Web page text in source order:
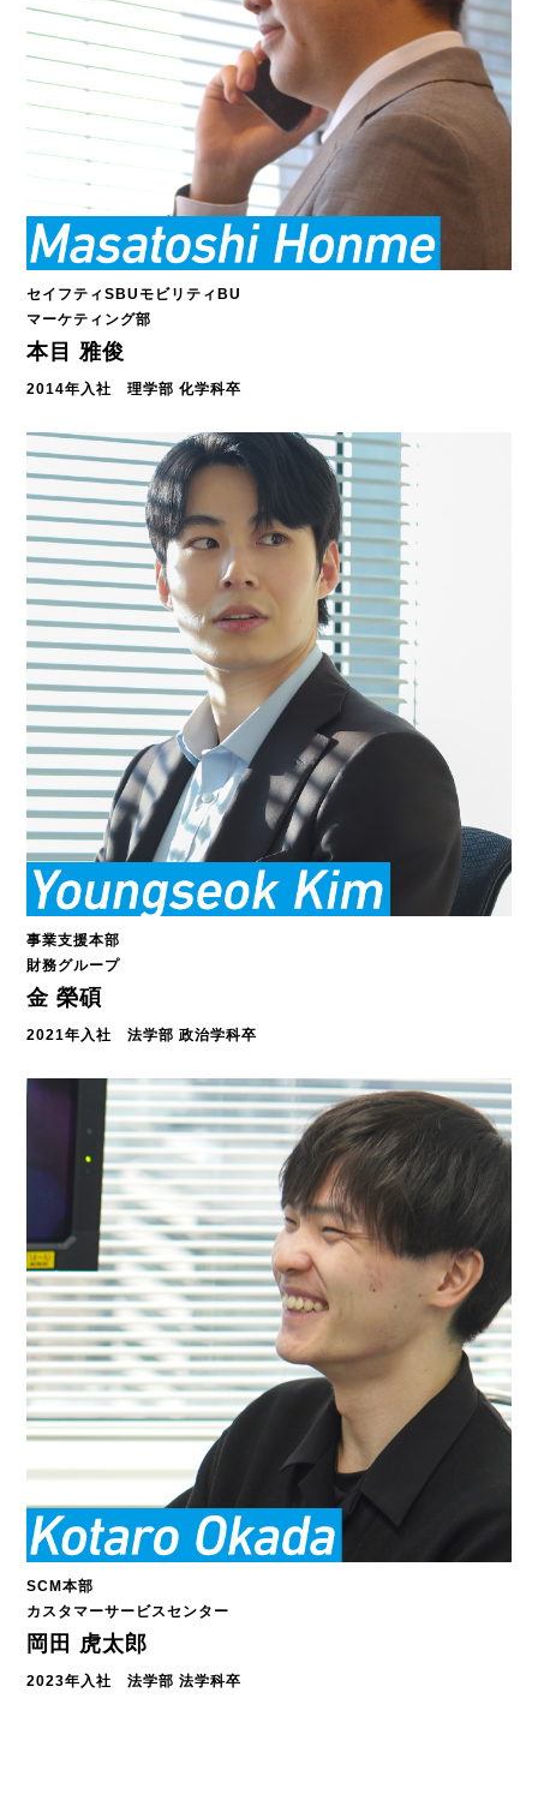
セイフティSBUモビリティBU
マーケティング部
本目 雅俊
2014年入社 理学部 化学科卒
事業支援本部
財務グループ
金 榮碩
2021年入社 法学部 政治学科卒
SCM本部
カスタマーサービスセンター
岡田 虎太郎
2023年入社 法学部 法学科卒